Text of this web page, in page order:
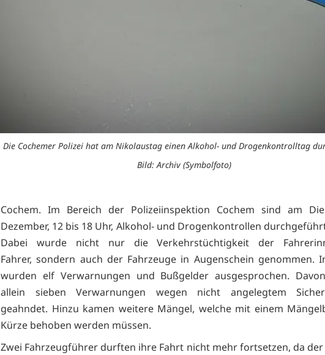
Die Cochemer Polizei hat am Nikolaustag einen Alkohol- und Drogenkontrolltag
Bild: Archiv (Symbolfoto)
Cochem. Im Bereich der Polizeiinspektion Cochem sind am
Dezember, 12 bis 18 Uhr, Alkohol- und Drogenkontrollen
Dabei wurde nicht nur die Verkehrstüchtigkeit der
Fahrer, sondern auch der Fahrzeuge in Augenschein genommen.
wurden elf Verwarnungen und Bußgelder ausgesprochen.
allein sieben Verwarnungen wegen nicht angelegtem
geahndet. Hinzu kamen weitere Mängel, welche mit einem
Kürze behoben werden müssen.
Zwei Fahrzeugführer durften ihre Fahrt nicht mehr fortsetzen, da